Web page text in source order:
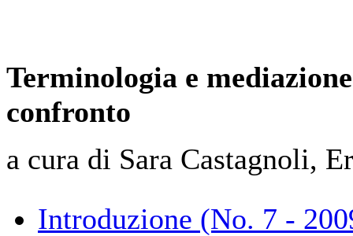
Terminologia e
confronto
a cura di Sara Castagnoli,
Introduzione (No. 7 -